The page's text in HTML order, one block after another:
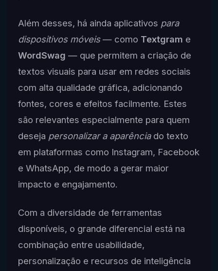
Além desses, há ainda aplicativos para
dispositivos móveis— como Textgram e
WordSwag — que permitem a criação de
textos visuais para usar em redes sociais
com alta qualidade gráfica, adicionando
fontes, cores e efeitos facilmente. Estes
são relevantes especialmente para quem
deseja personalizar a aparênciado texto
em plataformas como Instagram, Facebook
e WhatsApp, de modo a gerar maior
impacto e engajamento.
Com a diversidade de ferramentas
disponíveis, o grande diferencial está na
combinação entre usabilidade,
personalização e recursos de inteligência